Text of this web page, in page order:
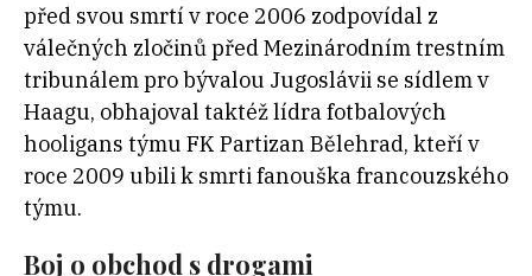
před svou smrtí v roce 2006 zodpovídal z
válečných zločinů před Mezinárodním trestním
tribunálem pro bývalou Jugoslávii se sídlem v
Haagu, obhajoval taktéž lídra fotbalových
hooligans týmu FK Partizan Bělehrad, kteří v
roce 2009 ubili k smrti fanouška francouzského
týmu.
Boj o obchod s drogami